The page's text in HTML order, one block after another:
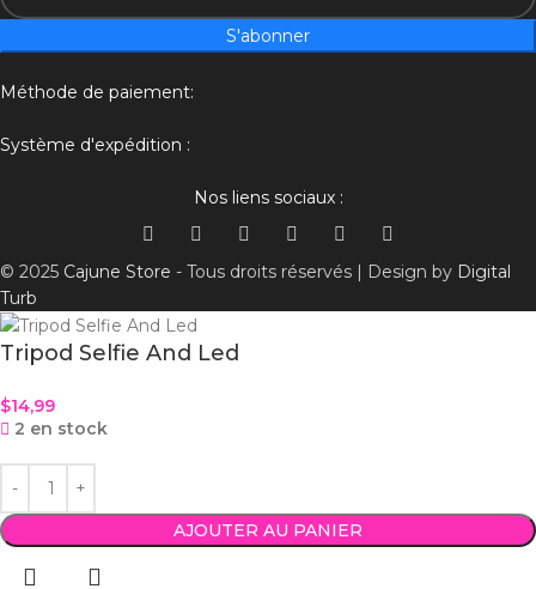
S'abonner
Méthode de paiement:
Système d'expédition :
Nos liens sociaux :
© 2025 Cajune Store - Tous droits réservés | Design by Digital
Turb
Tripod Selfie And Led
$14,99
2 en stock
AJOUTER AU PANIER